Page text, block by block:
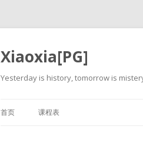
Xiaoxia[PG]
Yesterday is history, tomorrow is
首页 课程表